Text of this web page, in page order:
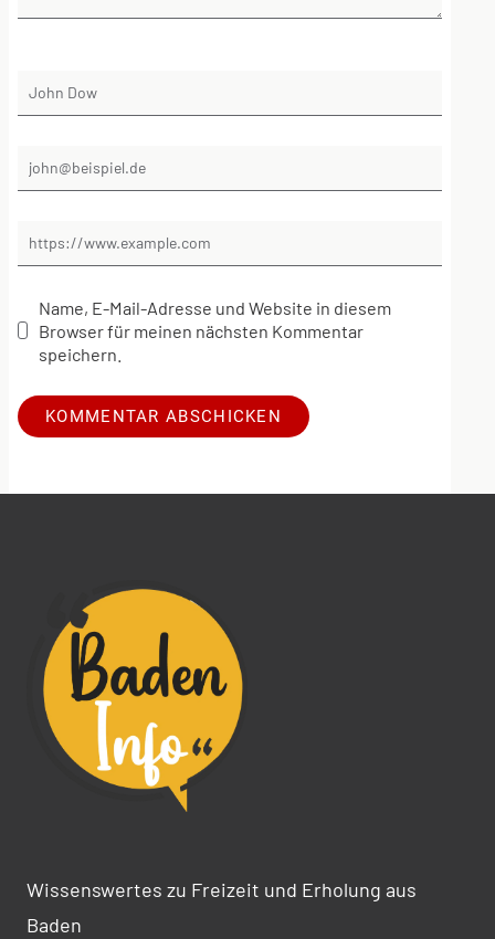
Name, E-Mail-Adresse und Website in diesem
Browser für meinen nächsten Kommentar
speichern.
Wissenswertes zu Freizeit und Erholung aus
Baden